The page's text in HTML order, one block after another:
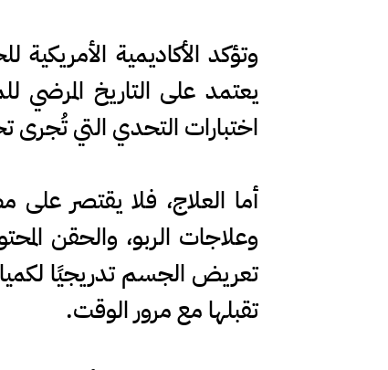
وتؤكد الأكاديمية
يعتمد على التاريخ
اختبارات التحدي التي
أما العلاج، فلا يقتصر
وعلاجات الربو، والحقن
تعريض الجسم تدريجيًا
تقبلها مع مرور الوقت.